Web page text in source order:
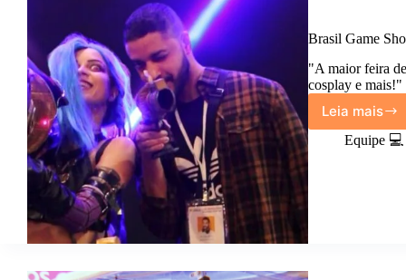
Brasil Game
"A maior feira
cosplay e mais!"
Leia mais
Brasil
Game
Show:
Equipe 💻